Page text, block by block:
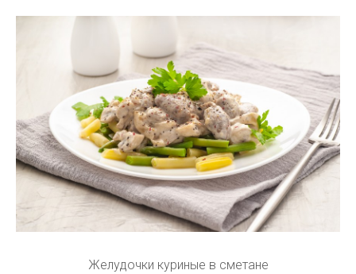
Желудочки куриные в сметане